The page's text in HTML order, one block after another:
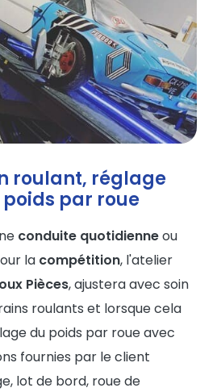
roulant, réglage
par roue
conduite quotidienneou
la compétition, l'atelier
Pièces, ajustera avec soin
roulants et lorsque cela
du poids par roue avec
fournies par le client
lot de bord, roue de